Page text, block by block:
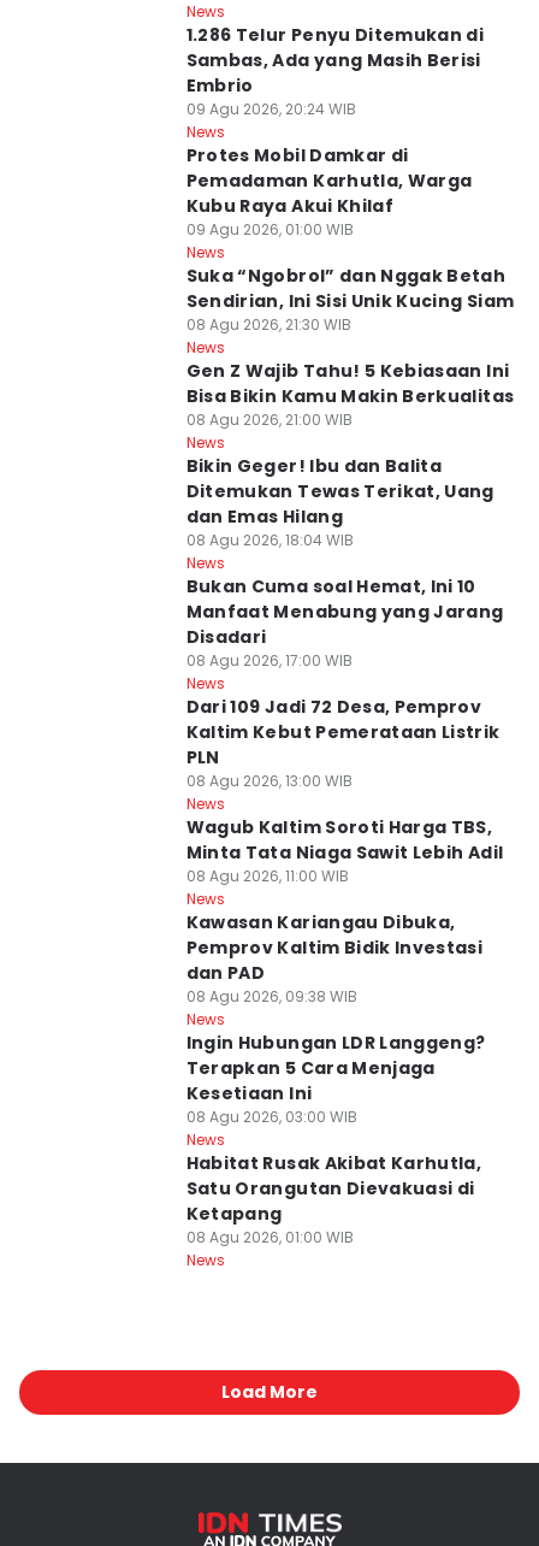
News
1.286 Telur Penyu Ditemukan di
Sambas, Ada yang Masih Berisi
Embrio
09 Agu 2026, 20:24 WIB
News
Protes Mobil Damkar di
Pemadaman Karhutla, Warga
Kubu Raya Akui Khilaf
09 Agu 2026, 01:00 WIB
News
Suka “Ngobrol” dan Nggak Betah
Sendirian, Ini Sisi Unik Kucing Siam
08 Agu 2026, 21:30 WIB
News
Gen Z Wajib Tahu! 5 Kebiasaan Ini
Bisa Bikin Kamu Makin Berkualitas
08 Agu 2026, 21:00 WIB
News
Bikin Geger! Ibu dan Balita
Ditemukan Tewas Terikat, Uang
dan Emas Hilang
08 Agu 2026, 18:04 WIB
News
Bukan Cuma soal Hemat, Ini 10
Manfaat Menabung yang Jarang
Disadari
08 Agu 2026, 17:00 WIB
News
Dari 109 Jadi 72 Desa, Pemprov
Kaltim Kebut Pemerataan Listrik
PLN
08 Agu 2026, 13:00 WIB
News
Wagub Kaltim Soroti Harga TBS,
Minta Tata Niaga Sawit Lebih Adil
08 Agu 2026, 11:00 WIB
News
Kawasan Kariangau Dibuka,
Pemprov Kaltim Bidik Investasi
dan PAD
08 Agu 2026, 09:38 WIB
News
Ingin Hubungan LDR Langgeng?
Terapkan 5 Cara Menjaga
Kesetiaan Ini
08 Agu 2026, 03:00 WIB
News
Habitat Rusak Akibat Karhutla,
Satu Orangutan Dievakuasi di
Ketapang
08 Agu 2026, 01:00 WIB
News
Load More